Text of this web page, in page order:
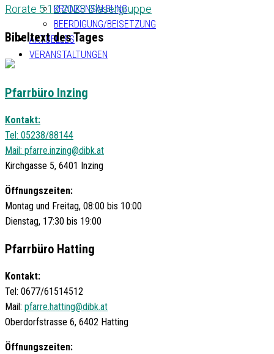
KRANKENSALBUNG
BEERDIGUNG/BEISETZUNG
AKTUELLES
VERANSTALTUNGEN
Rorate 5.12.2023 Bläsergruppe
Bibeltext des Tages
Pfarrbüro Inzing
Kontakt:
Tel: 05238/88144
Mail: pfarre.inzing@dibk.at
Kirchgasse 5, 6401 Inzing
Öffnungszeiten:
Montag und Freitag, 08:00 bis 10:00
Dienstag, 17:30 bis 19:00
Pfarrbüro Hatting
Kontakt:
Tel: 0677/61514512
Mail: pfarre.hatting@dibk.at
Oberdorfstrasse 6, 6402 Hatting
Öffnungszeiten: